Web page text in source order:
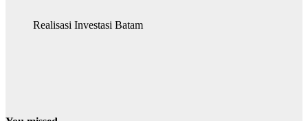
Realisasi Investasi Batam